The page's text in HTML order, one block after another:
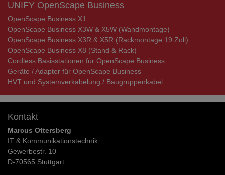
UNIFY OpenScape Business
OpenScape Business X1
OpenScape Business X3W & X5W (Wandmontage)
OpenScape Business X3R & X5R (Rackmontage 19 Zoll)
OpenScape Business X8 (Stand & Rack)
Cordless Basisstationen für OpenScape Business
Geräte / Adapter für OpenScape Business
HVT und Systemverkabelung / Baugruppenkabel
Kontakt
Marcus Ottersberg
IT & Kommunikationstechnik
Gewerbestr. 10
D-70565 Stuttgart